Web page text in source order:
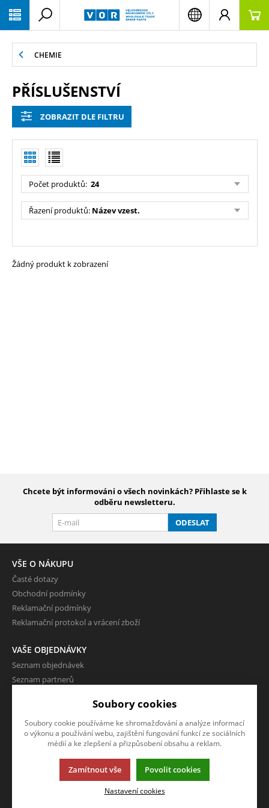
CHEMIE
PŘÍSLUŠENSTVÍ
ZOBRAZIT DLE FILTRU
Počet produktů: 24
Řazení produktů: Název vzest.
Žádný produkt k zobrazení
Chcete být informováni o všech novinkách? Přihlaste se k
odběru newsletteru.
ODESLAT
VŠE O NÁKUPU
Časté dotazy
Obchodní podmínky
Reklamační podmínky
Reklamační protokol a vrácení zboží
VAŠE OBJEDNÁVKY
Seznam objednávek
Seznam partnerů
VÝHODY A SLEVY
Soubory cookies
Soubory cookie používáme ke shromažďování a analýze informací
o výkonu a používání webu, zajištění fungování funkcí ze sociálních
médií a ke zlepšení a přizpůsobení obsahu a reklam.
Zamítnout vše Povolit cookies
Nastavení cookies